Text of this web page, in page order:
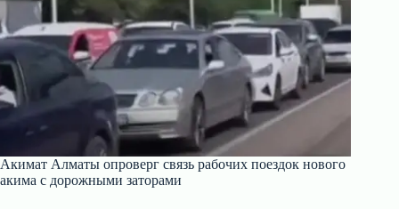
Акимат Алматы опроверг связь рабочих поездок нового
акима с дорожными заторами